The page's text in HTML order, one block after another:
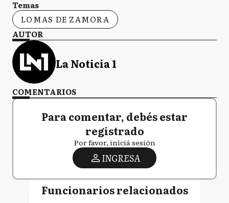
Temas
LOMAS DE ZAMORA
AUTOR
La Noticia 1
COMENTARIOS
Para comentar, debés estar
registrado
Por favor, iniciá sesión
INGRESA
Funcionarios relacionados